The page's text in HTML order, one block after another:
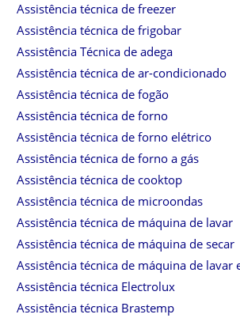
Assistência técnica de freezer
Assistência técnica de frigobar
Assistência Técnica de adega
Assistência técnica de ar-condicionado
Assistência técnica de fogão
Assistência técnica de forno
Assistência técnica de forno elétrico
Assistência técnica de forno a gás
Assistência técnica de cooktop
Assistência técnica de microondas
Assistência técnica de máquina de lavar
Assistência técnica de máquina de secar
Assistência técnica de máquina de lavar
Assistência técnica Electrolux
Assistência técnica Brastemp